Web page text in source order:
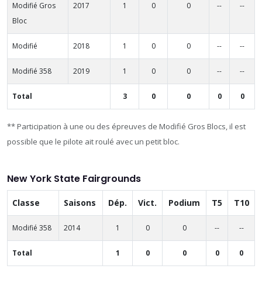
Modifié Gros
Bloc
2017 1 0 0 -- --
Modifié 2018 1 0 0 -- --
Modifié 358 2019 1 0 0 -- --
Total 3 0 0 0 0
** Participation à une ou des épreuves de Modifié Gros Blocs, il est
possible que le pilote ait roulé avec un petit bloc.
New York State Fairgrounds
Classe Saisons Dép. Vict. Podium T5 T10
Modifié 358 2014 1 0 0 -- --
Total 1 0 0 0 0